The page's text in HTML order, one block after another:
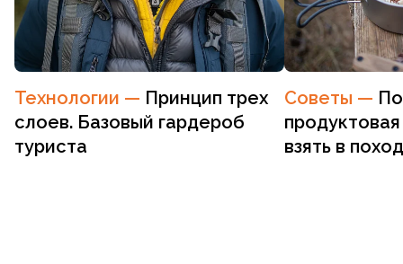
Технологии — Принцип трех
слоев. Базовый гардероб
туриста
Советы —
взять в